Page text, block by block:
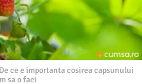
ce e importanta cosirea capsunului
sa o faci